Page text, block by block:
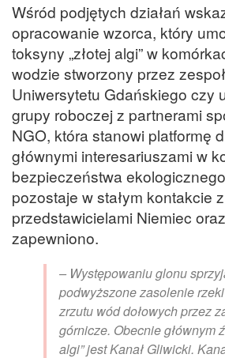
Wśród podjętych działań
opracowanie wzorca, który
toksyny „złotej algi” w
wodzie stworzony przez
Uniwersytetu Gdańskiego czy
grupy roboczej z partnerami
NGO, która stanowi platformę
głównymi interesariuszami w
bezpieczeństwa
pozostaje w stałym kontakcie z
przedstawicielami Niemiec
zapewniono.
– Występowaniu glonu
podwyższone zasolenie
zrzutu wód dołowych przez
górnicze. Obecnie głównym
algi” jest Kanał Gliwicki.